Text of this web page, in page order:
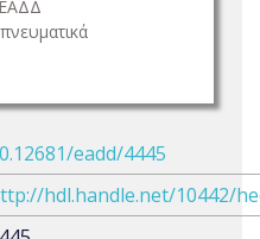
eadd/4445
hdl.handle.net/10442/